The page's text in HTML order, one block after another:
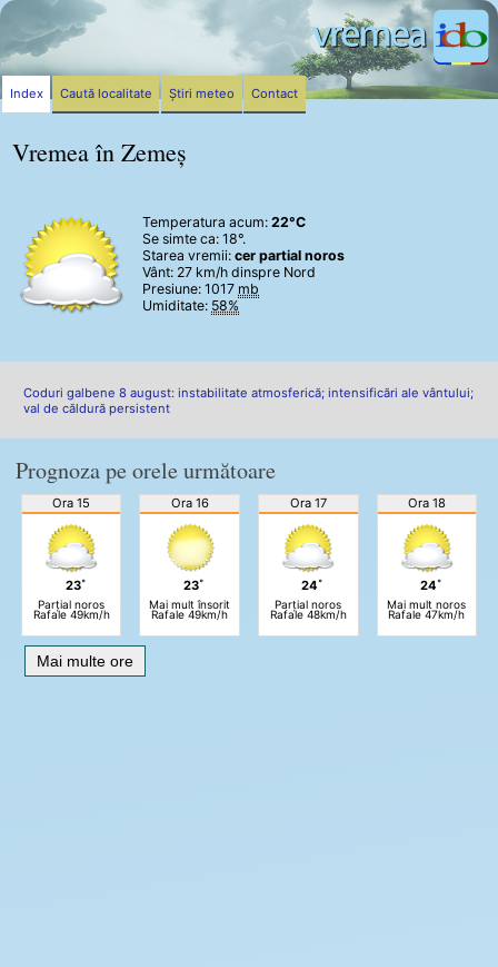
Vremea în Zemeș
Temperatura acum: 22°C
Se simte ca: 18°.
Starea vremii: cer partial noros
Vânt: 27 km/h dinspre Nord
Presiune: 1017 mb
Umiditate: 58%
Coduri galbene 8 august: instabilitate atmosferică; intensificări ale vântului;
val de căldură persistent
Prognoza pe orele următoare
Ora 15
23˚
Parțial noros
Rafale 49km/h
Ora 16
23˚
Mai mult însorit
Rafale 49km/h
Ora 17
24˚
Parțial noros
Rafale 48km/h
Ora 18
24˚
Mai mult noros
Rafale 47km/h
Mai multe ore
Index Caută localitate Știri meteo Contact